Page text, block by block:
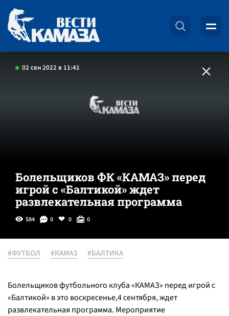
02 сен 2022 в 11:41
Болельщиков ФК «КАМАЗ» перед
игрой с «Балтикой» ждет
развлекательная программа
584 0 0 0
#ФУТБОЛ #КАМАЗ #БАЛТИКА
Болельщиков футбольного клуба «КАМАЗ» перед игрой с
«Балтикой» в это воскресенье,4 сентября, ждет
развлекательная программа. Мероприятие